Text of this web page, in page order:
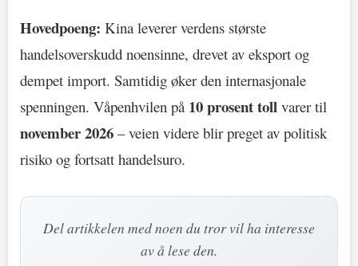
Hovedpoeng: Kina leverer verdens største
handelsoverskudd noensinne, drevet av eksport og
dempet import. Samtidig øker den internasjonale
spenningen. Våpenhvilen på 10 prosent toll varer til
november 2026 – veien videre blir preget av politisk
risiko og fortsatt handelsuro.
Del artikkelen med noen du tror vil ha interesse
av å lese den.